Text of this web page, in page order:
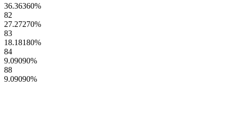
36.36360%
82
27.27270%
83
18.18180%
84
9.09090%
88
9.09090%